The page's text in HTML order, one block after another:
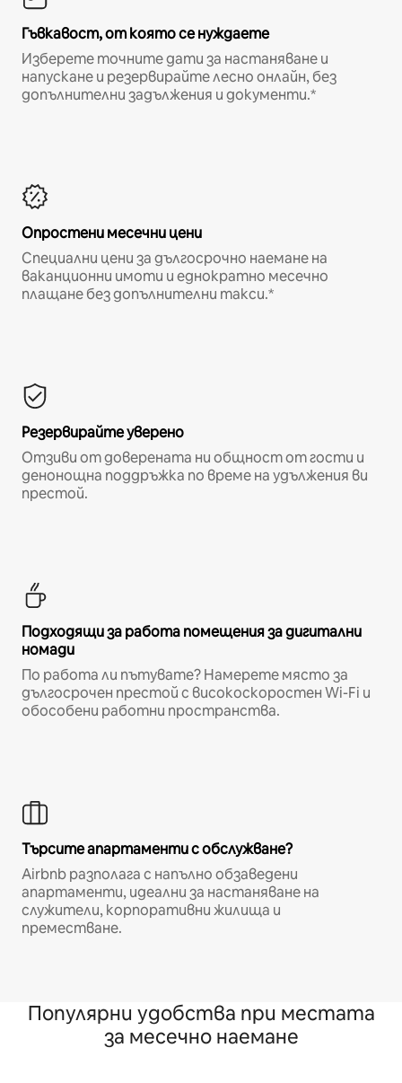
Гъвкавост, от която се нуждаете
Изберете точните дати за настаняване и
напускане и резервирайте лесно онлайн, без
допълнителни задължения и документи.*
Опростени месечни цени
Специални цени за дългосрочно наемане на
ваканционни имоти и еднократно месечно
плащане без допълнителни такси.*
Резервирайте уверено
Отзиви от доверената ни общност от гости и
денонощна поддръжка по време на удължения ви
престой.
Подходящи за работа помещения за дигитални
номади
По работа ли пътувате? Намерете място за
дългосрочен престой с високоскоростен Wi-Fi и
обособени работни пространства.
Търсите апартаменти с обслужване?
Airbnb разполага с напълно обзаведени
апартаменти, идеални за настаняване на
служители, корпоративни жилища и
преместване.
Популярни удобства при местата
за месечно наемане